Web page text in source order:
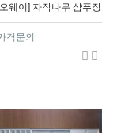
웨이] 자작나무 샴푸장
격문의